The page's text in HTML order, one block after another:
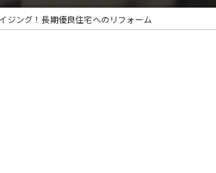
ジング！長期優良住宅へのリフォーム